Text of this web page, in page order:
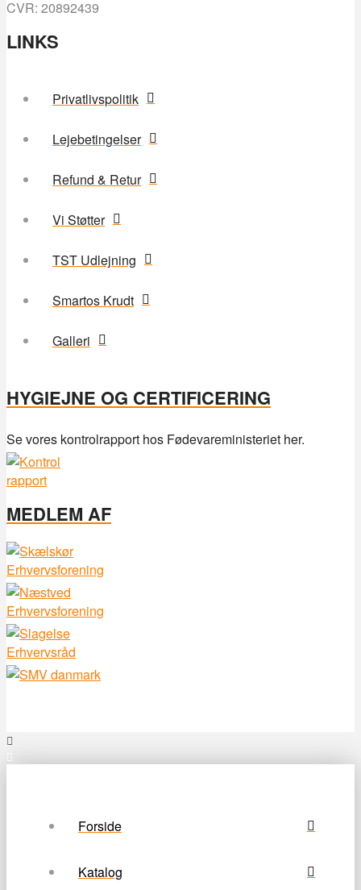
CVR: 20892439
LINKS
Privatlivspolitik
Lejebetingelser
Refund & Retur
Vi Støtter
TST Udlejning
Smartos Krudt
Galleri
HYGIEJNE OG CERTIFICERING
Se vores kontrolrapport hos Fødevareministeriet her.
MEDLEM AF
Forside
Katalog